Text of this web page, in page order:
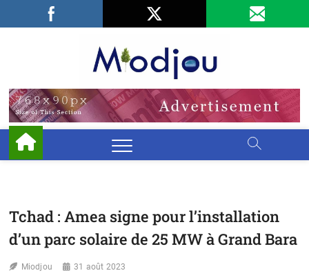
Facebook
LinkedIn
Tchad : Amea signe pour l’installation
d’un parc solaire de 25 MW à Grand Bara
Miodjou 31 août 2023